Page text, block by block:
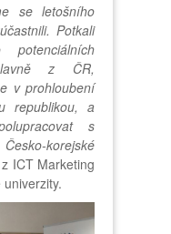
se letošního
Potkali
z ČR,
v prohloubení
republikou, a
s
korejské
ICT Marketing